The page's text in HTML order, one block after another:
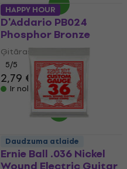
D'Addario PB024
Phosphor Bronze
Ģitāras stīga
5/5
2,79 €
Ir noliktavā
HAPPY HOUR
Ernie Ball .036 Nickel
Daudzuma atlaide